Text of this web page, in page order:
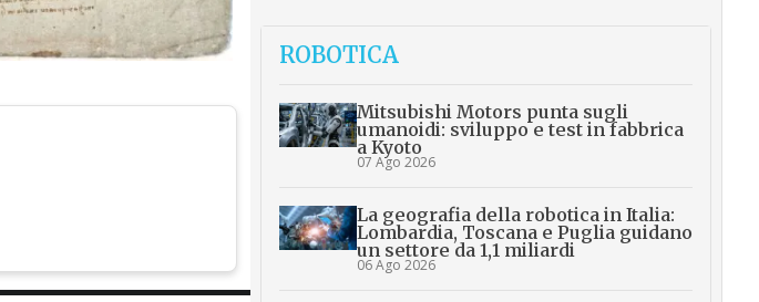
ROBOTICA
Mitsubishi Motors punta sugli
umanoidi: sviluppo e test in fabbrica
a Kyoto
07 Ago 2026
La geografia della robotica in Italia:
Lombardia, Toscana e Puglia guidano
un settore da 1,1 miliardi
06 Ago 2026